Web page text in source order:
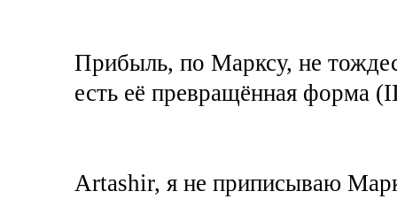
Прибыль, по Марксу, не
есть её превращённая форма
Artashir, я не приписываю